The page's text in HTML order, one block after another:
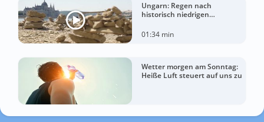
Ungarn: Regen nach
historisch niedrigen
01:34 min
Wetter morgen am Sonntag:
Heiße Luft steuert auf uns zu